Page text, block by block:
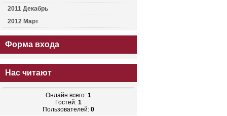
2011 Декабрь
2012 Март
Форма входа
Нас читают
Онлайн всего: 1
Гостей: 1
Пользователей: 0